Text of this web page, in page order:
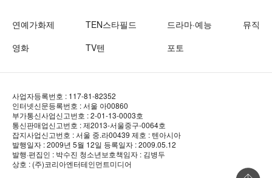
연예가화제 TEN스타필드 드라마·예능
뮤직
영화
TV텐 포토
사업자등록번호 : 117-81-82352
인터넷신문등록번호 : 서울 아00860
부가통신사업신고번호 : 2-01-13-0003호
통신판매업신고번호 : 제2013-서울중구-0064호
잡지사업신고번호 : 서울 중.라00439 제호 : 텐아시아
발행일자 : 2009년 5월 12일 등록일자 : 2009.05.12
발행·편집인 : 박수진 청소년보호책임자 : 김병두
상호 : (주)코리아엔터테인먼트미디어
상단 바로